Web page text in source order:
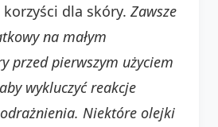
dla skóry. Zawsze
na małym
przed pierwszym użyciem
wykluczyć reakcje
Niektóre olejki